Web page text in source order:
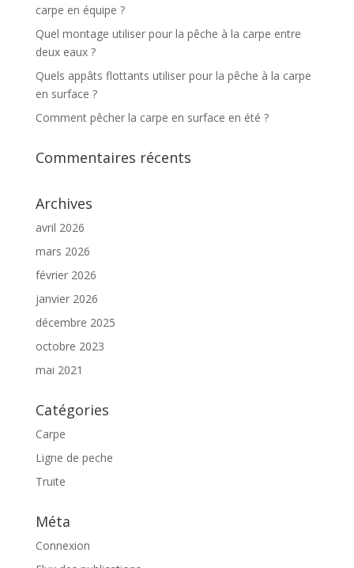
carpe en équipe ?
Quel montage utiliser pour la pêche à la carpe entre
deux eaux ?
Quels appâts flottants utiliser pour la pêche à la carpe
en surface ?
Comment pêcher la carpe en surface en été ?
Commentaires récents
Archives
avril 2026
mars 2026
février 2026
janvier 2026
décembre 2025
octobre 2023
mai 2021
Catégories
Carpe
Ligne de peche
Truite
Méta
Connexion